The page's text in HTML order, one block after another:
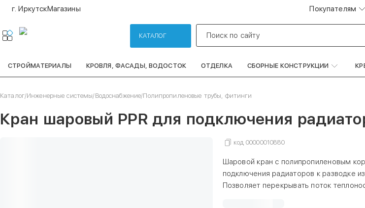
г. ИркутскМагазины Покупателям
КАТАЛОГ Поиск по сайту
СТРОЙМАТЕРИАЛЫ КРОВЛЯ, ФАСАДЫ, ВОДОСТОК ОТДЕЛКА СБОРНЫЕ КОНСТРУКЦИИ
Каталог/Инженерные системы/Водоснабжение/Полипропиленовые трубы, фитинги
Кран шаровый PPR для подключения
код00000010880
Шаровой кран с полипропиленовым
подключения радиаторов к разводке
Позволяет перекрывать поток